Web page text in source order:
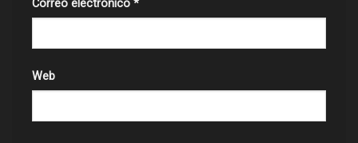
Correo electrónico *
Web